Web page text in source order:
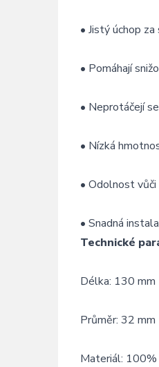
• Jistýúchop za
• Pomáhají
• Neprotáčejíse
• Nízká
• Odolnostvůči
• Snadná
Technické
Délka: 130 mm
Průměr: 32 mm
Materiál: 100%